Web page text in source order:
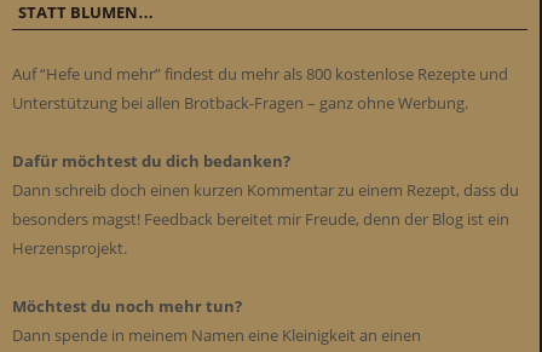
STATT BLUMEN…
Auf “Hefe und mehr” findest du mehr als 800 kostenlose Rezepte und
Unterstützung bei allen Brotback-Fragen – ganz ohne Werbung.
Dafür möchtest du dich bedanken?
Dann schreib doch einen kurzen Kommentar zu einem Rezept, dass du
besonders magst! Feedback bereitet mir Freude, denn der Blog ist ein
Herzensprojekt.
Möchtest du noch mehr tun?
Dann spende in meinem Namen eine Kleinigkeit an einen